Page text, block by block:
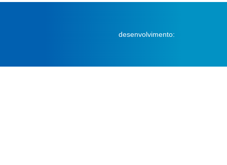
desenvolvimento: